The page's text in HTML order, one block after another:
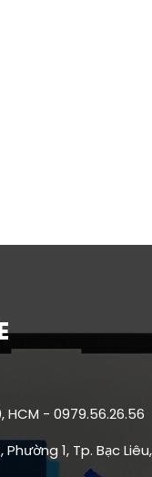
HCM - 0979.56.26.56
1, Tp. Bạc